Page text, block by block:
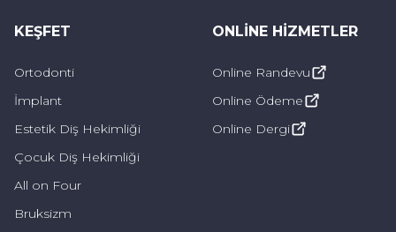
Aşınan diş minesinin kendi kendine onarılması
çıkmadan önce alınabilecek önlemlerin
bilinmesi ve bunlara dikkat edilmesi
gerekmektedir.
Diş minesi aşınmasını
önleme yollarından
fırçalanmalı,
KEŞFET
Ortodonti
İmplant
Estetik Diş Hekimliği
Çocuk Diş Hekimliği
All on Four
Bruksizm
ONLINE HIZMETLER
Online Randevu
Online Ödeme
Online Dergi